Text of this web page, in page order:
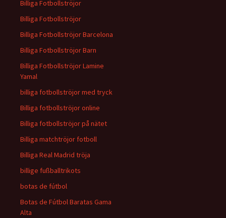
Billiga Fotbollströjor
Billiga Fotbollströjor
Billiga Fotbollströjor Barcelona
Billiga Fotbollströjor Barn
Billiga Fotbollströjor Lamine
Yamal
billiga fotbollströjor med tryck
Billiga fotbollströjor online
Billiga fotbollströjor på nätet
Billiga matchtröjor fotboll
Billiga Real Madrid tröja
billige fußballtrikots
botas de fútbol
Botas de Fútbol Baratas Gama
Alta